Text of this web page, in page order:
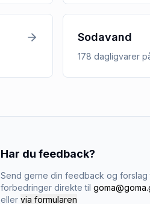
Sodavand
178 dagligvarer
Har du feedback?
Send gerne din feedback og forslag
forbedringer direkte til
eller via formularen